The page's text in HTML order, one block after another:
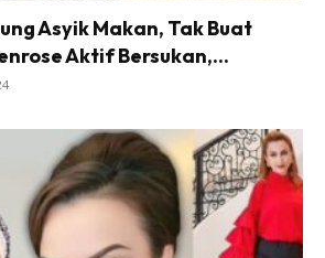
Asyik Makan, Tak Buat
Aktif Bersukan,...